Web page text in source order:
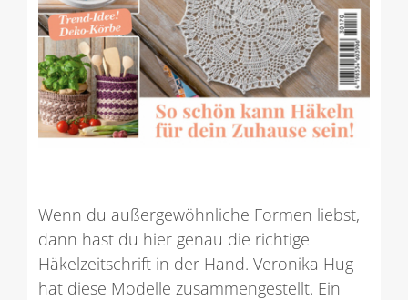
Wenn du außergewöhnliche Formen liebst,
dann hast du hier genau die richtige
Häkelzeitschrift in der Hand. Veronika Hug
hat diese Modelle zusammengestellt. Ein